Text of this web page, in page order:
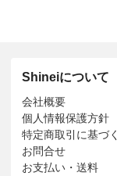
Shineiについて
会社概要
個人情報保護方針
特定商取引に基づ
お問合せ
お支払い・送料